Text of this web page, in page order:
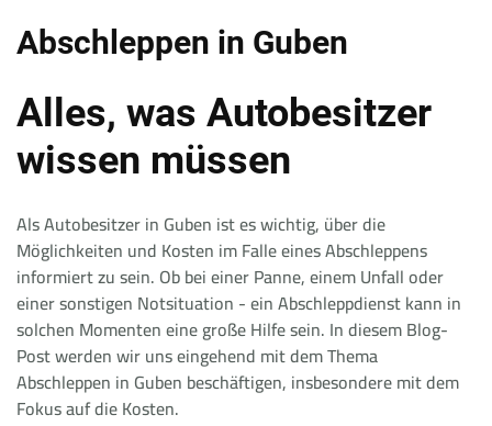
Abschleppen in Guben
Alles, was Autobesitzer
wissen müssen
Als Autobesitzer in Guben ist es wichtig, über die
Möglichkeiten und Kosten im Falle eines Abschleppens
informiert zu sein. Ob bei einer Panne, einem Unfall oder
einer sonstigen Notsituation - ein Abschleppdienst kann in
solchen Momenten eine große Hilfe sein. In diesem Blog-
Post werden wir uns eingehend mit dem Thema
Abschleppen in Guben beschäftigen, insbesondere mit dem
Fokus auf die Kosten.